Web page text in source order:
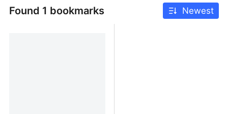
Found 1 bookmarks Newest